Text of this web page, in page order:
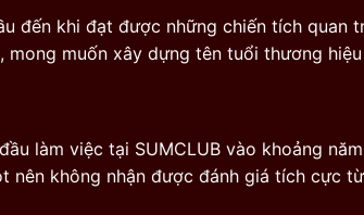
đến khi đạt được những chiến tích quan
muốn xây dựng tên tuổi thương
làm việc tại SUMCLUB vào khoảng
nên không nhận được đánh giá tích cực